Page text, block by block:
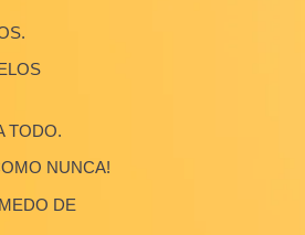
FIOS.